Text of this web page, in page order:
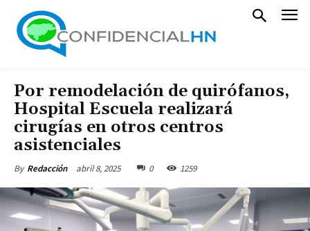
Por remodelación de quirófanos,
Hospital Escuela realizará
cirugías en otros centros
asistenciales
By Redacción abril 8, 2025 0 1259